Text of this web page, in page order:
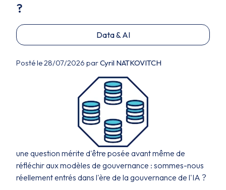
?
Data & AI
Posté le 28/07/2026 parCyril NATKOVITCH
une question mérite d'être posée avant même de
réfléchir aux modèles de gouvernance : sommes-nous
réellement entrés dans l'ère de la gouvernance de l'IA ?